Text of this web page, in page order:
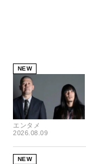
NEW
エンタメ
2026.08.09
NEW